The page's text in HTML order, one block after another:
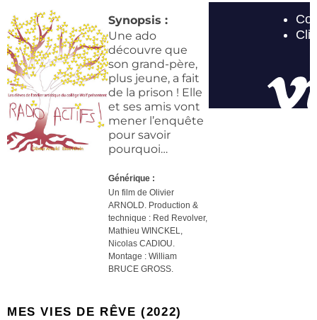
Synopsis :
Une ado
découvre que
son grand-père,
plus jeune, a fait
de la prison ! Elle
et ses amis vont
mener l’enquête
pour savoir
pourquoi…
Générique :
Un film de Olivier
ARNOLD. Production &
technique : Red Revolver,
Mathieu WINCKEL,
Nicolas CADIOU.
Montage : William
BRUCE GROSS.
MES VIES DE RÊVE (2022)